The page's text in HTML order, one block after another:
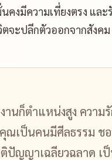
คงมีความเที่ยงตรง แล
จะปลีกตัวออกจากสังค
านก็ตำแหน่งสูง ควา
ณเป็นคนมีศีลธรรม ช
ปัญญาเฉลียวฉลาด เ